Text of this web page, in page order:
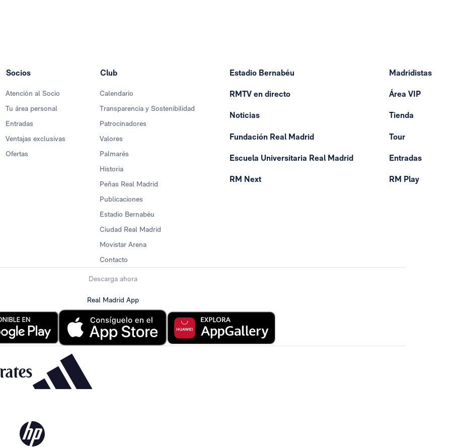
Socios
Atención al Socio
Tu área personal
Entradas
Ventajas exclusivas
Ofertas
Club
Calendario
Transparencia y Sostenibilidad
Patrocinadores
Valores
Palmarés
Historia
Peñas Real Madrid
Publicaciones
Estadio Bernabéu
Ciudad Real Madrid
Movistar Arena
Contacto
Estadio Bernabéu
RMTV en directo
Noticias
Fundación Real Madrid
Escuela Universitaria Real Madrid
RM Next
Madridistas
Área VIP
Tienda
Tour
Entradas
RM Play
Descarga ahora
Real Madrid App